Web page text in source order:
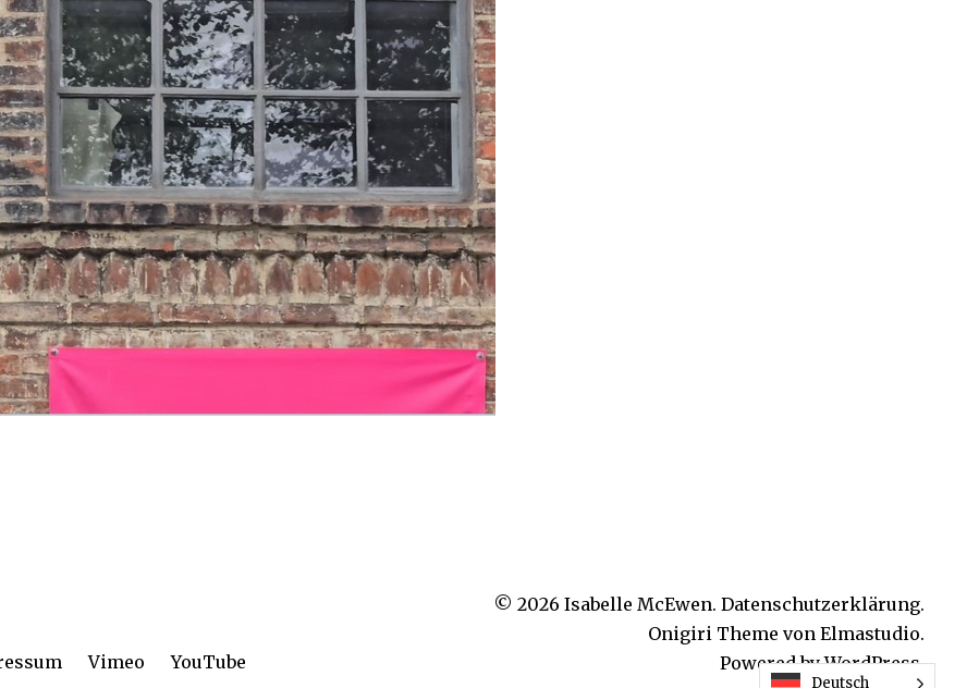
Vimeo YouTube
© 2026 Isabelle McEwen. Datenschutzerklärung
Onigiri Theme von Elmastudio.
Powered byWordPress.
Deutsch